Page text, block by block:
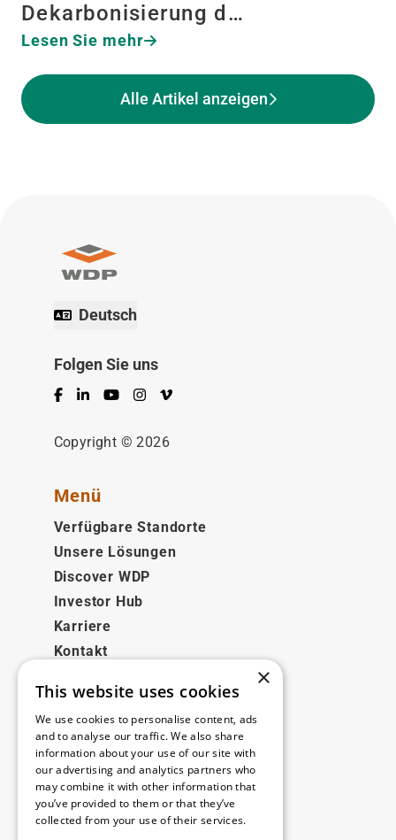
Dekarbonisierung d…
Lesen Sie mehr
Alle Artikel anzeigen
Deutsch
Folgen Sie uns
Facebook
LinkedInYouTubeInstagram
Vimeo
Copyright © 2026
Menü
Verfügbare Standorte
Unsere Lösungen
Discover WDP
Investor Hub
Karriere
Kontakt
Rechtliches
Disclaimer
Privacy policy
Cookie policy
×
This website uses cookies
We use cookies to personalise content, ads
and to analyse our traffic. We also share
information about your use of our site with
our advertising and analytics partners who
may combine it with other information that
you’ve provided to them or that they’ve
collected from your use of their services.